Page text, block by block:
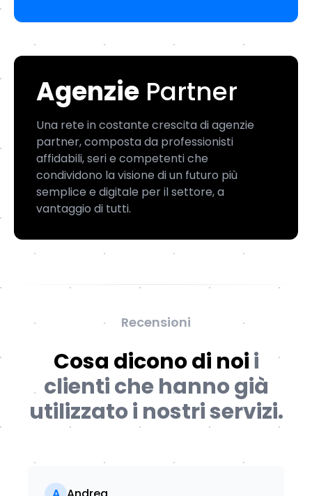
Agenzie Partner
Una rete in costante crescita di agenzie
partner, composta da professionisti
affidabili, seri e competenti che
condividono la visione di un futuro più
semplice e digitale per il settore, a
vantaggio di tutti.
Recensioni
Cosa dicono di noii
clienti che hanno già
utilizzato i nostri servizi.